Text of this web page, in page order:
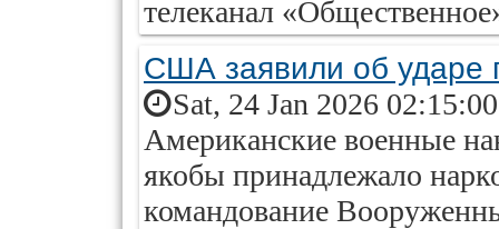
телеканал
США заявили об ударе
Sat, 24 Jan 2026
Американские военные
якобы принадлежало
командование